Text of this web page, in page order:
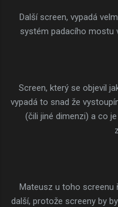
Další screen, vypadá
systém padacího mostu
Screen, který se objevil
vypadá to snad že
(čili jiné dimenzi) a co
Mateusz u toho screenu
další, protože screeny by